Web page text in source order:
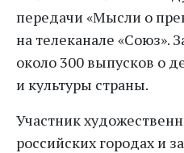
передачи «Мысли о
на телеканале «Союз».
около 300 выпусков о
и культуры страны.
Участник
российских городах и